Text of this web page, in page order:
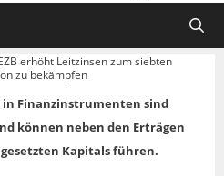
erhöht Leitzinsen zum siebten
zu bekämpfen
in Finanzinstrumenten sind
können neben den Erträgen
Kapitals führen.